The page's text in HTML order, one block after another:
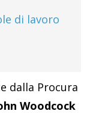
di lavoro
dalla Procura
Woodcock